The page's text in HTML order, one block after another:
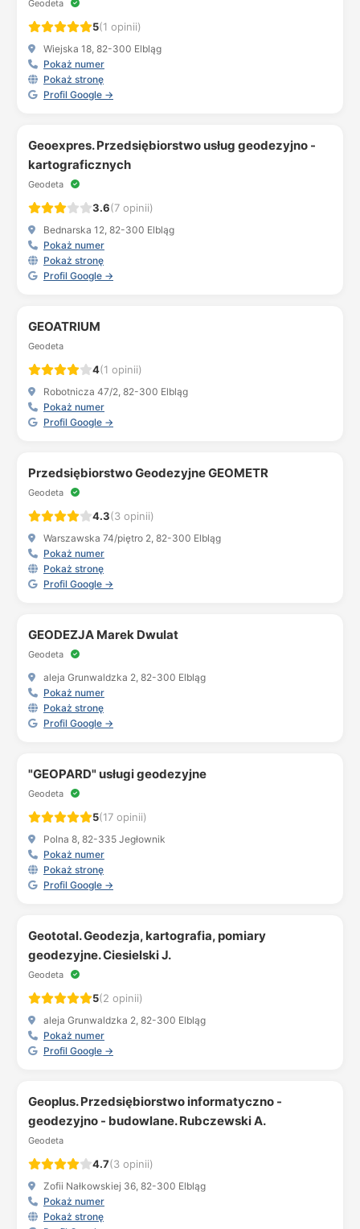
Geodeta
5(1 opinii)
Wiejska 18, 82-300 Elbląg
Pokaż numer
Pokaż stronę
Profil Google →
Geoexpres. Przedsiębiorstwo usług geodezyjno -
kartograficznych
Geodeta
3.6(7 opinii)
Bednarska 12, 82-300 Elbląg
Pokaż numer
Pokaż stronę
Profil Google →
GEOATRIUM
Geodeta
4(1 opinii)
Robotnicza 47/2, 82-300 Elbląg
Pokaż numer
Profil Google →
Przedsiębiorstwo Geodezyjne GEOMETR
Geodeta
4.3(3 opinii)
Warszawska 74/piętro 2, 82-300 Elbląg
Pokaż numer
Pokaż stronę
Profil Google →
GEODEZJA Marek Dwulat
Geodeta
aleja Grunwaldzka 2, 82-300 Elbląg
Pokaż numer
Pokaż stronę
Profil Google →
"GEOPARD" usługi geodezyjne
Geodeta
5(17 opinii)
Polna 8, 82-335 Jegłownik
Pokaż numer
Pokaż stronę
Profil Google →
Geototal. Geodezja, kartografia, pomiary
geodezyjne. Ciesielski J.
Geodeta
5(2 opinii)
aleja Grunwaldzka 2, 82-300 Elbląg
Pokaż numer
Profil Google →
Geoplus. Przedsiębiorstwo informatyczno -
geodezyjno - budowlane. Rubczewski A.
Geodeta
4.7(3 opinii)
Zofii Nałkowskiej 36, 82-300 Elbląg
Pokaż numer
Pokaż stronę